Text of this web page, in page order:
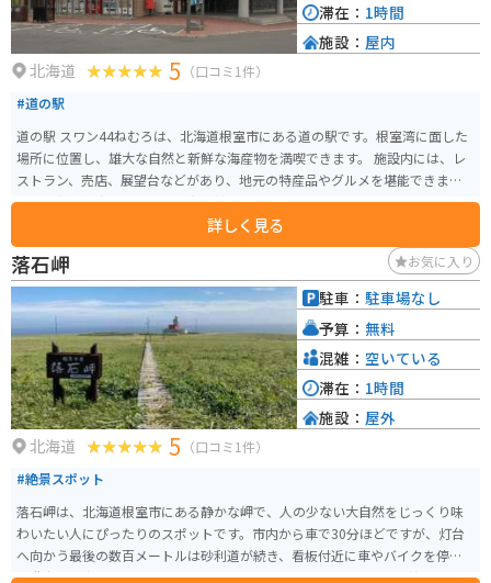
北海道 5 （口コミ1件）
#道の駅
道の駅 スワン44ねむろは、北海道根室市にある道の駅です。根室湾に面した
場所に位置し、雄大な自然と新鮮な海産物を満喫できます。 施設内には、レ
ストラン、売店、展望台などがあり、地元の特産品やグルメを堪能できます。
特に、新鮮な海の幸を使った海鮮丼やラーメンはおすすめです。また、展望
台からは、根室湾や北方領土を望むことができ、絶景を楽しむことができま
す。 バイクで訪れる際には、駐車場も広く、休憩場所としても最適です。周
辺には、納沙布岬や北方館など、観光スポットも点在しており、ツーリング
の拠点としてもおすすめです。 道の駅 スワン44ねむろは、北海道東端の雄大
な自然と新鮮な海産物を満喫できる道の駅です。
詳しく見る
滞在： 1時間
施設： 屋内
落石岬 お気に入り
北海道 5 （口コミ1件）
#絶景スポット
落石岬は、北海道根室市にある静かな岬で、人の少ない大自然をじっくり味
わいたい人にぴったりのスポットです。市内から車で30分ほどですが、灯台
へ向かう最後の数百メートルは砂利道が続き、看板付近に車やバイクを停め
て遊歩道を歩いて進みます。道は整備されており迷う心配はなく、海風と草
駐車： 駐車場なし
予算： 無料
混雑： 空いている
滞在： 1時間
施設： 屋外